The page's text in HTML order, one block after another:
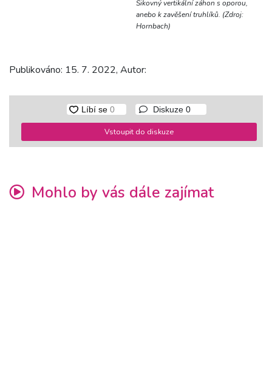
Šikovný vertikální záhon s oporou,
anebo k zavěšení truhlíků. (Zdroj:
Hornbach)
Publikováno: 15. 7. 2022, Autor:
Diskuze 0
Vstoupit do diskuze
Mohlo by vás dále zajímat